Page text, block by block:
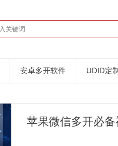
安卓多开软件 UDID定制
苹果微信多开必